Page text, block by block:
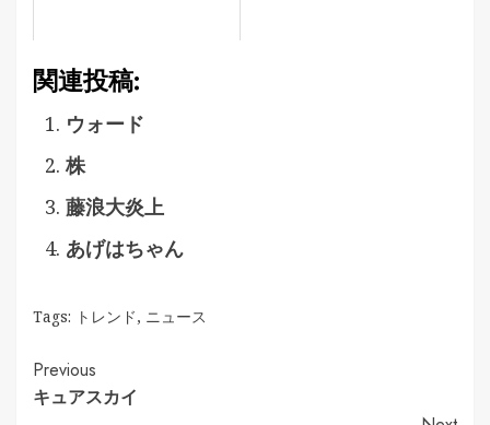
関連投稿:
ウォード
株
藤浪大炎上
あげはちゃん
Tags: トレンド, ニュース
Continue
Previous
キュアスカイ